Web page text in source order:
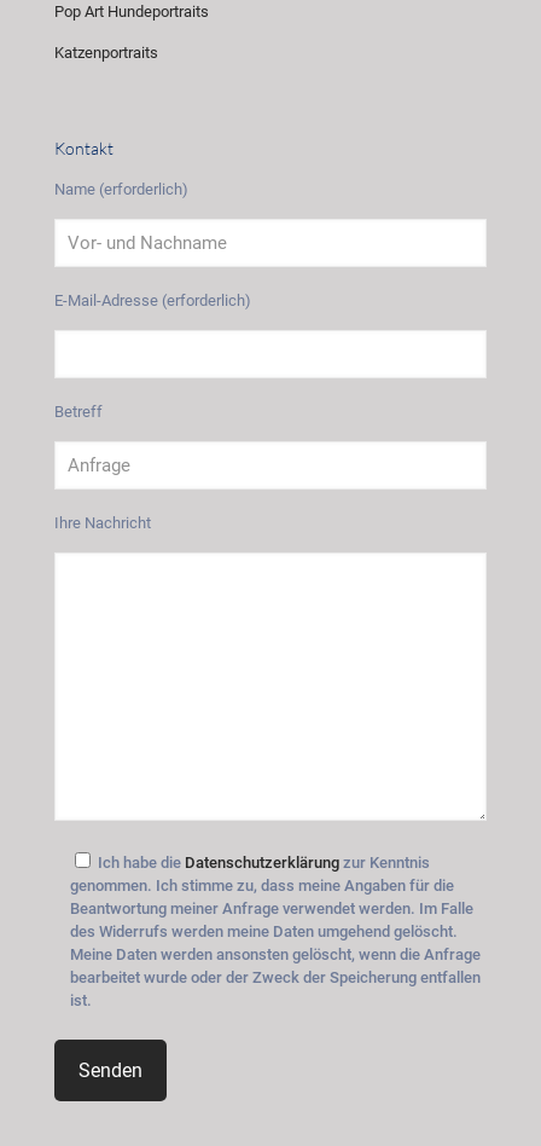
Pop Art Hundeportraits
Katzenportraits
Kontakt
Name (erforderlich)
E-Mail-Adresse (erforderlich)
Betreff
Ihre Nachricht
Ich habe die Datenschutzerklärung zur Kenntnis
genommen. Ich stimme zu, dass meine Angaben für die
Beantwortung meiner Anfrage verwendet werden. Im Falle
des Widerrufs werden meine Daten umgehend gelöscht.
Meine Daten werden ansonsten gelöscht, wenn die Anfrage
bearbeitet wurde oder der Zweck der Speicherung entfallen
ist.